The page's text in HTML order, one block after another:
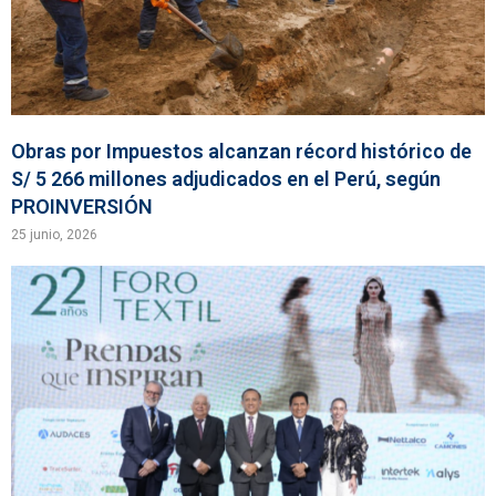
Obras por Impuestos alcanzan récord histórico de
S/ 5 266 millones adjudicados en el Perú, según
PROINVERSIÓN
25 junio, 2026